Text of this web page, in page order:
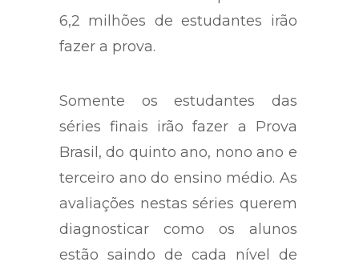
6,2 milhões de estudantes irão
fazer a prova.
Somente os estudantes das
séries finais irão fazer a Prova
Brasil, do quinto ano, nono ano e
terceiro ano do ensino médio. As
avaliações nestas séries querem
diagnosticar como os alunos
estão saindo de cada nível de